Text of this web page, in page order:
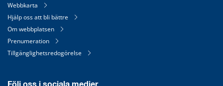
Webbkarta
Hjälp oss att bli bättre
Om webbplatsen
Prenumeration
Tillgänglighetsredogörelse
Följ oss i sociala medier